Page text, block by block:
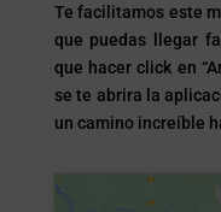
Te facilitamos este
que puedas llegar
que hacer click en
se te abrira la
un camino increíble